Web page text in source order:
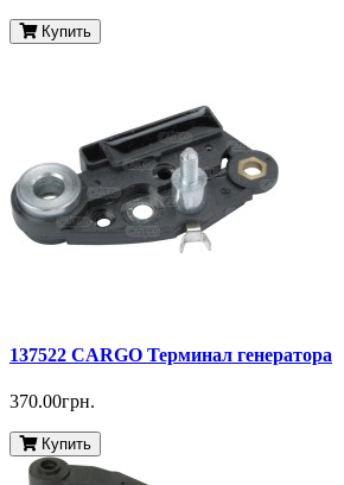
Купить
137522 CARGO Терминал генератора
370.00грн.
Купить